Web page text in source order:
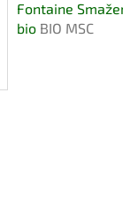
Fontaine
bio BIO MSC